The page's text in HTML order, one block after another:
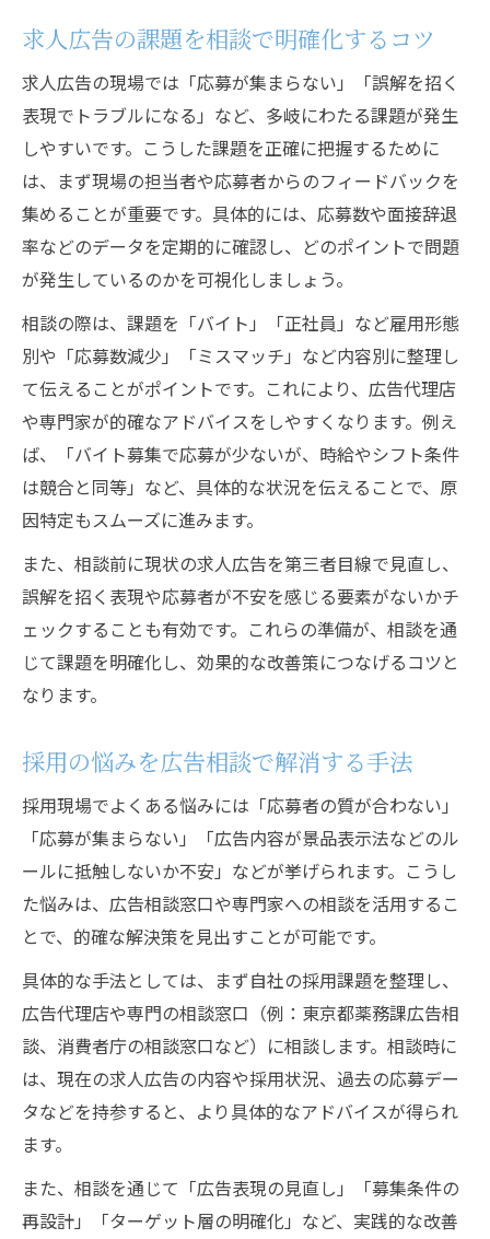
求人広告の課題を相談で明確化するコツ
求人広告の現場では「応募が集まらない」「誤解を招く
表現でトラブルになる」など、多岐にわたる課題が発生
しやすいです。こうした課題を正確に把握するために
は、まず現場の担当者や応募者からのフィードバックを
集めることが重要です。具体的には、応募数や面接辞退
率などのデータを定期的に確認し、どのポイントで問題
が発生しているのかを可視化しましょう。
相談の際は、課題を「バイト」「正社員」など雇用形態
別や「応募数減少」「ミスマッチ」など内容別に整理し
て伝えることがポイントです。これにより、広告代理店
や専門家が的確なアドバイスをしやすくなります。例え
ば、「バイト募集で応募が少ないが、時給やシフト条件
は競合と同等」など、具体的な状況を伝えることで、原
因特定もスムーズに進みます。
また、相談前に現状の求人広告を第三者目線で見直し、
誤解を招く表現や応募者が不安を感じる要素がないかチ
ェックすることも有効です。これらの準備が、相談を通
じて課題を明確化し、効果的な改善策につなげるコツと
なります。
採用の悩みを広告相談で解消する手法
採用現場でよくある悩みには「応募者の質が合わない」
「応募が集まらない」「広告内容が景品表示法などのル
ールに抵触しないか不安」などが挙げられます。こうし
た悩みは、広告相談窓口や専門家への相談を活用するこ
とで、的確な解決策を見出すことが可能です。
具体的な手法としては、まず自社の採用課題を整理し、
広告代理店や専門の相談窓口（例：東京都薬務課広告相
談、消費者庁の相談窓口など）に相談します。相談時に
は、現在の求人広告の内容や採用状況、過去の応募デー
タなどを持参すると、より具体的なアドバイスが得られ
ます。
また、相談を通じて「広告表現の見直し」「募集条件の
再設計」「ターゲット層の明確化」など、実践的な改善